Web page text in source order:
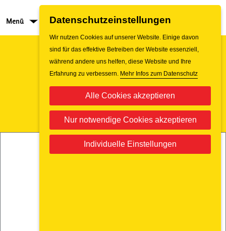
Menü Datenschutzeinstellungen
Wir nutzen Cookies auf unserer Website. Einige davon
sind für das effektive Betreiben der Website essenziell,
während andere uns helfen, diese Website und Ihre
Erfahrung zu verbessern. Mehr Infos zum Datenschutz
Alle Cookies akzeptieren
Nur notwendige Cookies akzeptieren
Individuelle Einstellungen